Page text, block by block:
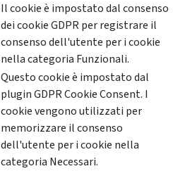
Il cookie è impostato dal consenso
dei cookie GDPR per registrare il
consenso dell'utente per i cookie
nella categoria Funzionali.
Questo cookie è impostato dal
plugin GDPR Cookie Consent. I
cookie vengono utilizzati per
memorizzare il consenso
dell'utente per i cookie nella
categoria Necessari.